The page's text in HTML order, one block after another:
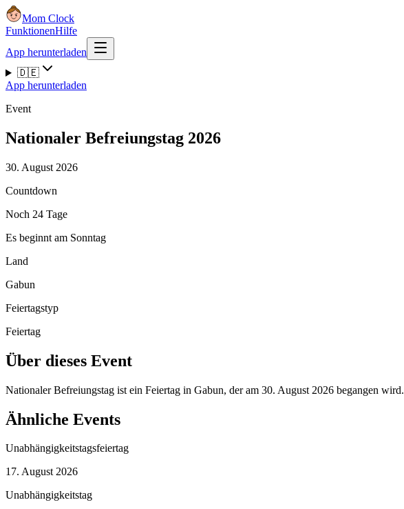
Mom Clock
FunktionenHilfe
App herunterladen
🇩🇪
App herunterladen
Event
Nationaler Befreiungstag 2026
30. August 2026
Countdown
Noch 24 Tage
Es beginnt am Sonntag
Land
Gabun
Feiertagstyp
Feiertag
Über dieses Event
Nationaler Befreiungstag ist ein Feiertag in Gabun, der am 30. August 2026 begangen wird.
Ähnliche Events
Unabhängigkeitstagsfeiertag
17. August 2026
Unabhängigkeitstag